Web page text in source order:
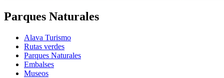
Parques Naturales
Alava Turismo
Rutas verdes
Parques Naturales
Embalses
Museos